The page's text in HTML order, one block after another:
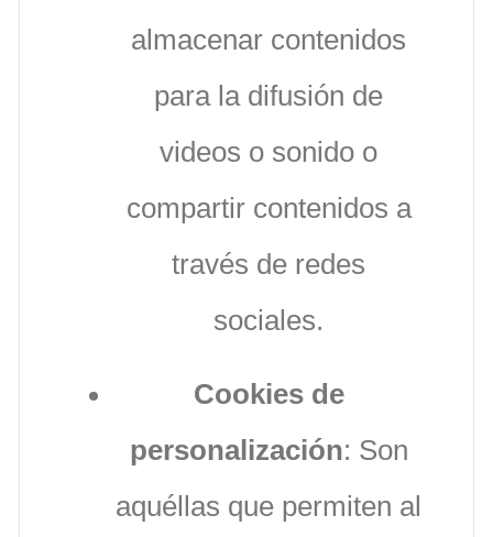
almacenar contenidos
para la difusión de
videos o sonido o
compartir contenidos a
través de redes
sociales.
Cookies de
personalización: Son
aquéllas que permiten al